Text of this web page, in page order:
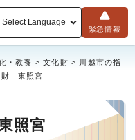
Select Language
緊急情報
・教養 >文化財 > 川越市の指
財 東照宮
照宮